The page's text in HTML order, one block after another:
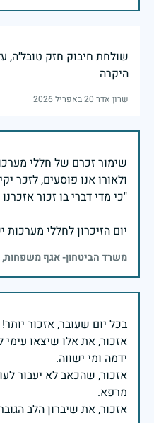
שולחת חיבוק חזק טובל׳ה,
היקרה
שרון אדר|20 באפריל 2026
שימור זכרם של חללי
יום הזיכרון לחללי מערכות
משרד הביטחון- אגף
אזכור, את אלו שיצאו עימי
אזכור, שהכאב לא יעבור